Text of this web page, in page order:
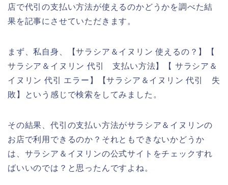
店で代引の支払い方法が使えるのかどうかを調べた結
果を記事にさせていただきます。
まず、私自身、【サラシア＆イヌリン 使えるの？】【
サラシア＆イヌリン 代引 支払い方法】【 サラシア＆
イヌリン 代引 エラー】【サラシア＆イヌリン 代引 失
敗】という感じで検索をしてみました。
その結果、代引の支払い方法がサラシア＆イヌリンの
お店で利用できるのか？それともできないかどうか
は、サラシア＆イヌリンの公式サイトをチェックすれ
ばいいのでは？と思ったんですよね。